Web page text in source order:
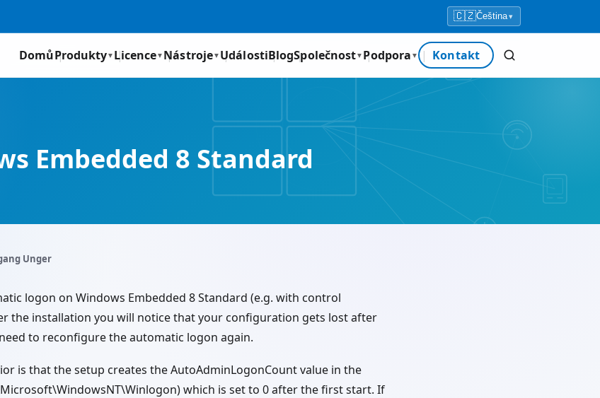
🇨🇿Čeština▾
DomůProdukty▼ Licence▼ Nástroje▼ UdálostiBlogSpolečnost▼ Podpora ▼ Kontakt
Embedded 8 Standard
Unger
logon on Windows Embedded 8 Standard (e.g. with control
the installation you will notice that your configuration gets lost after
to reconfigure the automatic logon again.
is that the setup creates the AutoAdminLogonCount value in the
which is set to 0 after the first start. If